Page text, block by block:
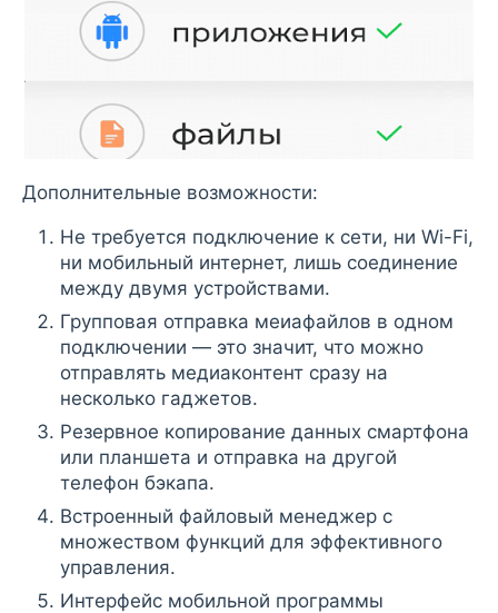
Дополнительные возможности:
Не требуется подключение к сети, ни Wi-Fi,
ни мобильный интернет, лишь соединение
между двумя устройствами.
Групповая отправка меиафайлов в одном
подключении — это значит, что можно
отправлять медиаконтент сразу на
несколько гаджетов.
Резервное копирование данных смартфона
или планшета и отправка на другой
телефон бэкапа.
Встроенный файловый менеджер с
множеством функций для эффективного
управления.
Интерфейс мобильной программы